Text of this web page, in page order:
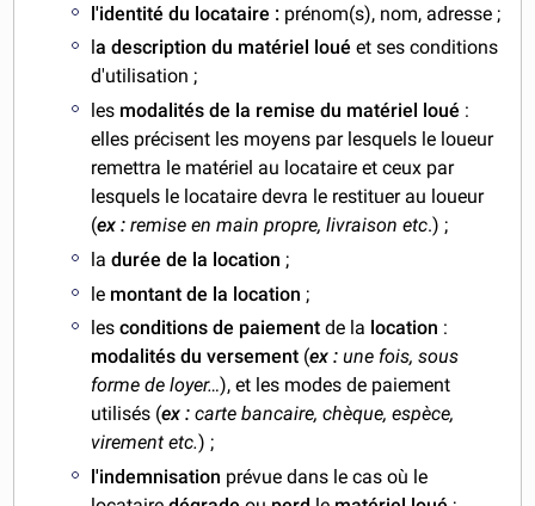
l'identité du locataire : prénom(s), nom, adresse ;
la description du matériel louéet ses conditions
d'utilisation ;
les modalités de la remise du matériel loué :
elles précisent les moyens par lesquels le loueur
remettra le matériel au locataire et ceux par
lesquels le locataire devra le restituer au loueur
(ex : remise en main propre, livraison etc.) ;
ladurée de la location ;
le montant de la location ;
lesconditions de paiement de la location :
modalités du versement (ex : une fois, sous
forme de loyer…), et les modes de paiement
utilisés (ex :carte bancaire, chèque, espèce,
virement etc.) ;
l'indemnisation prévue dans le cas où le